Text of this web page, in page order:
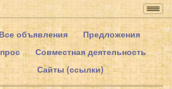
Все объявления
Предложения
Совместная деятельность
Сайты (ссылки)